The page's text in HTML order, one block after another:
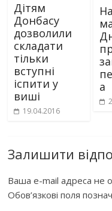
Дітям
Донбасу
дозволили
складати
тільки
вступні
іспити у
виші
19.04.2016
а
Залишити
Ваша e-mail адреса не
Обов’язкові поля